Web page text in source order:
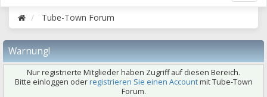
Tube-Town Forum
Warnung!
Nur registrierte Mitglieder haben Zugriff auf diesen Bereich.
Bitte einloggen oderregistrieren Sie einen Accountmit Tube-Town
Forum.